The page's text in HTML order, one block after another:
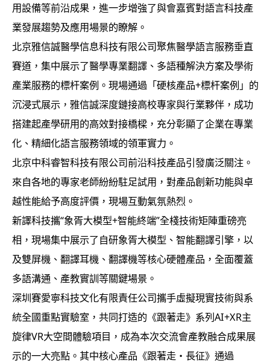
用設備等前沿成果，進一步增強了與會嘉賓對語言科技產
業發展趨勢及應用場景的瞭解。
北京雅信誠醫學信息科技有限公司聚焦醫學語言服務垂直
賽道，集中展示了醫學專業翻譯、多語種解決方案及學術
產業服務的標杆案例。現場通過「硬核產品+標杆案例」的
沉浸式展示，雅信誠深度鏈接高校專家與行業夥伴，成功
搭建起產學研用的高效對接橋樑，充分彰顯了企業在專業
化、精細化語言服務領域的領軍實力。
北京中科睿智科技有限公司前沿科技產品引發廣泛關注。
來自各地的專家老師紛紛駐足試用，對產品創新功能與卓
越性能給予高度評價，現場互動氣氛熱烈。
新譯科技攜“象胥大模型+智能終端”全棧技術矩陣重磅亮
相，現場集中展示了自研象胥大模型、智能翻譯引擎，以
及雙屏機、翻譯耳機、翻譯機等核心硬體產品，全面覆蓋
多語溝通、產教實訓等關鍵場景。
深圳賽愛寧科技文化有限責任公司攜手虛擬現實技術與系
統全國重點實驗室，共同打造的《跟著走》系列AI+XR主
旋律VR大空間體驗項目，成為本次交流會產教融合成果展
示的一大亮點。其中核心產品《跟著走・長征》通過